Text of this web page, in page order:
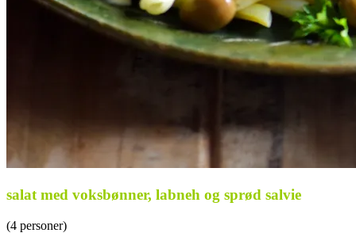
salat med voksbønner, labneh og sprød salvie
(4 personer)